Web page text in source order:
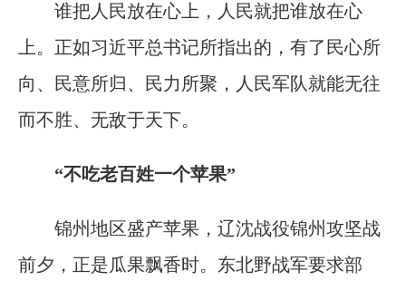
谁把人民放在心上，人民就把谁放在心
上。正如习近平总书记所指出的，有了民心所
向、民意所归、民力所聚，人民军队就能无往
而不胜、无敌于天下。
“不吃老百姓一个苹果”
锦州地区盛产苹果，辽沈战役锦州攻坚战
前夕，正是瓜果飘香时。东北野战军要求部